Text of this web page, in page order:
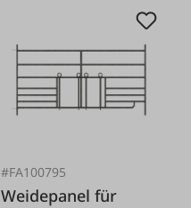
#FA100795
Weidepanel für